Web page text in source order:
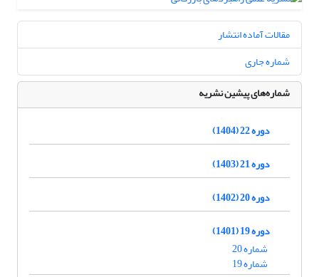
مقالات آماده انتشار
شماره جاری
شماره‌های پیشین نشریه
دوره 22 (1404)
دوره 21 (1403)
دوره 20 (1402)
دوره 19 (1401)
شماره 20
شماره 19